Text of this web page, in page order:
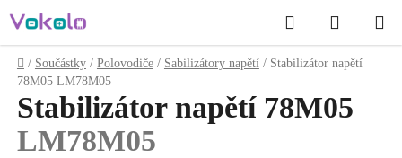
na
obsah
Hledat
KOŠÍK
Domů
/ Součástky / Polovodiče / Sabilizátory napětí / Stabilizátor napětí
78M05 LM78M05
Stabilizátor napětí 78M05
LM78M05